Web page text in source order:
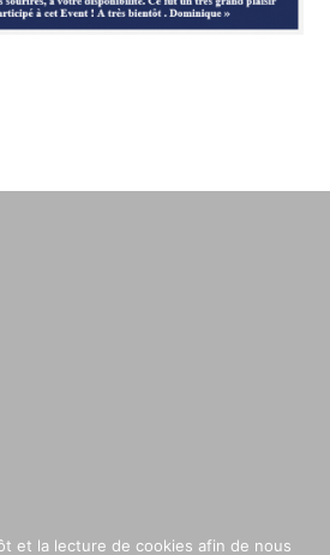
et la lecture de cookies afin de nous